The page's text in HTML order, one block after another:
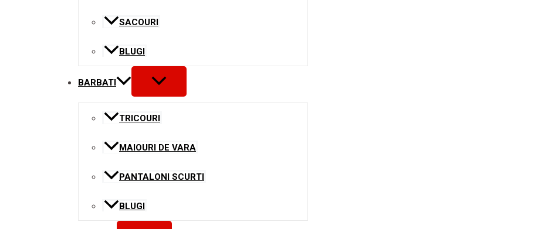
SACOURI
BLUGI
BARBATI
MENU
TOGGLE
TRICOURI
MAIOURI DE VARA
PANTALONI SCURTI
BLUGI